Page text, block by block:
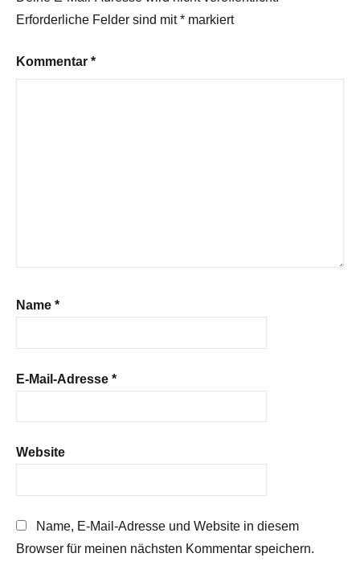
Erforderliche Felder sind mit* markiert
Kommentar *
Name *
E-Mail-Adresse *
Website
Name, E-Mail-Adresse und Website in diesem
Browser für meinen nächsten Kommentar speichern.